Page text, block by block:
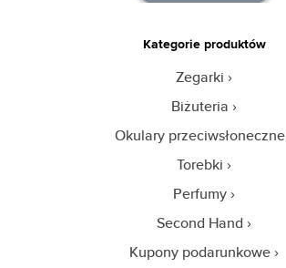
Kategorie produktów
Zegarki
Biżuteria
Okulary przeciwsłoneczne
Torebki
Perfumy
Second Hand
Kupony podarunkowe